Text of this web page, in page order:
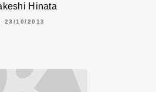
Hinata
23/10/2013